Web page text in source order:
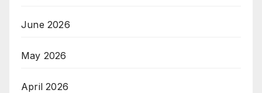
June 2026
May 2026
April 2026